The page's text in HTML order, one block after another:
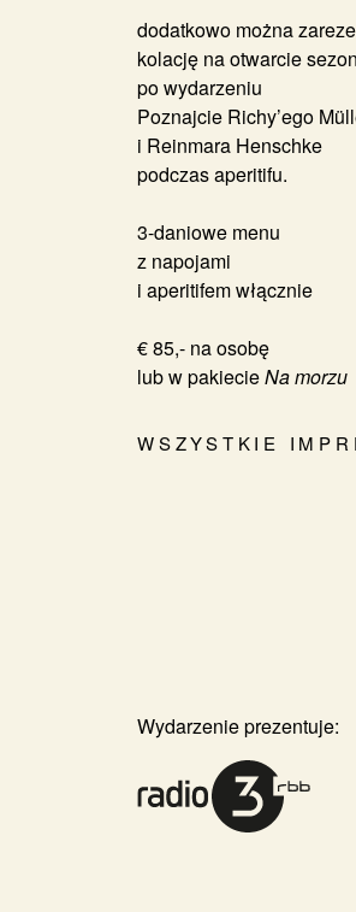
dodatkowo można
kolację na otwarcie
po wydarzeniu
Poznajcie Richy’ego
i Reinmara Henschke
podczas aperitifu.
3-daniowe menu
z napojami
i aperitifem włącznie
€ 85,- na osobę
lub w pakiecieNa morzu
WSZYSTKIE
Wydarzenie prezentuje: